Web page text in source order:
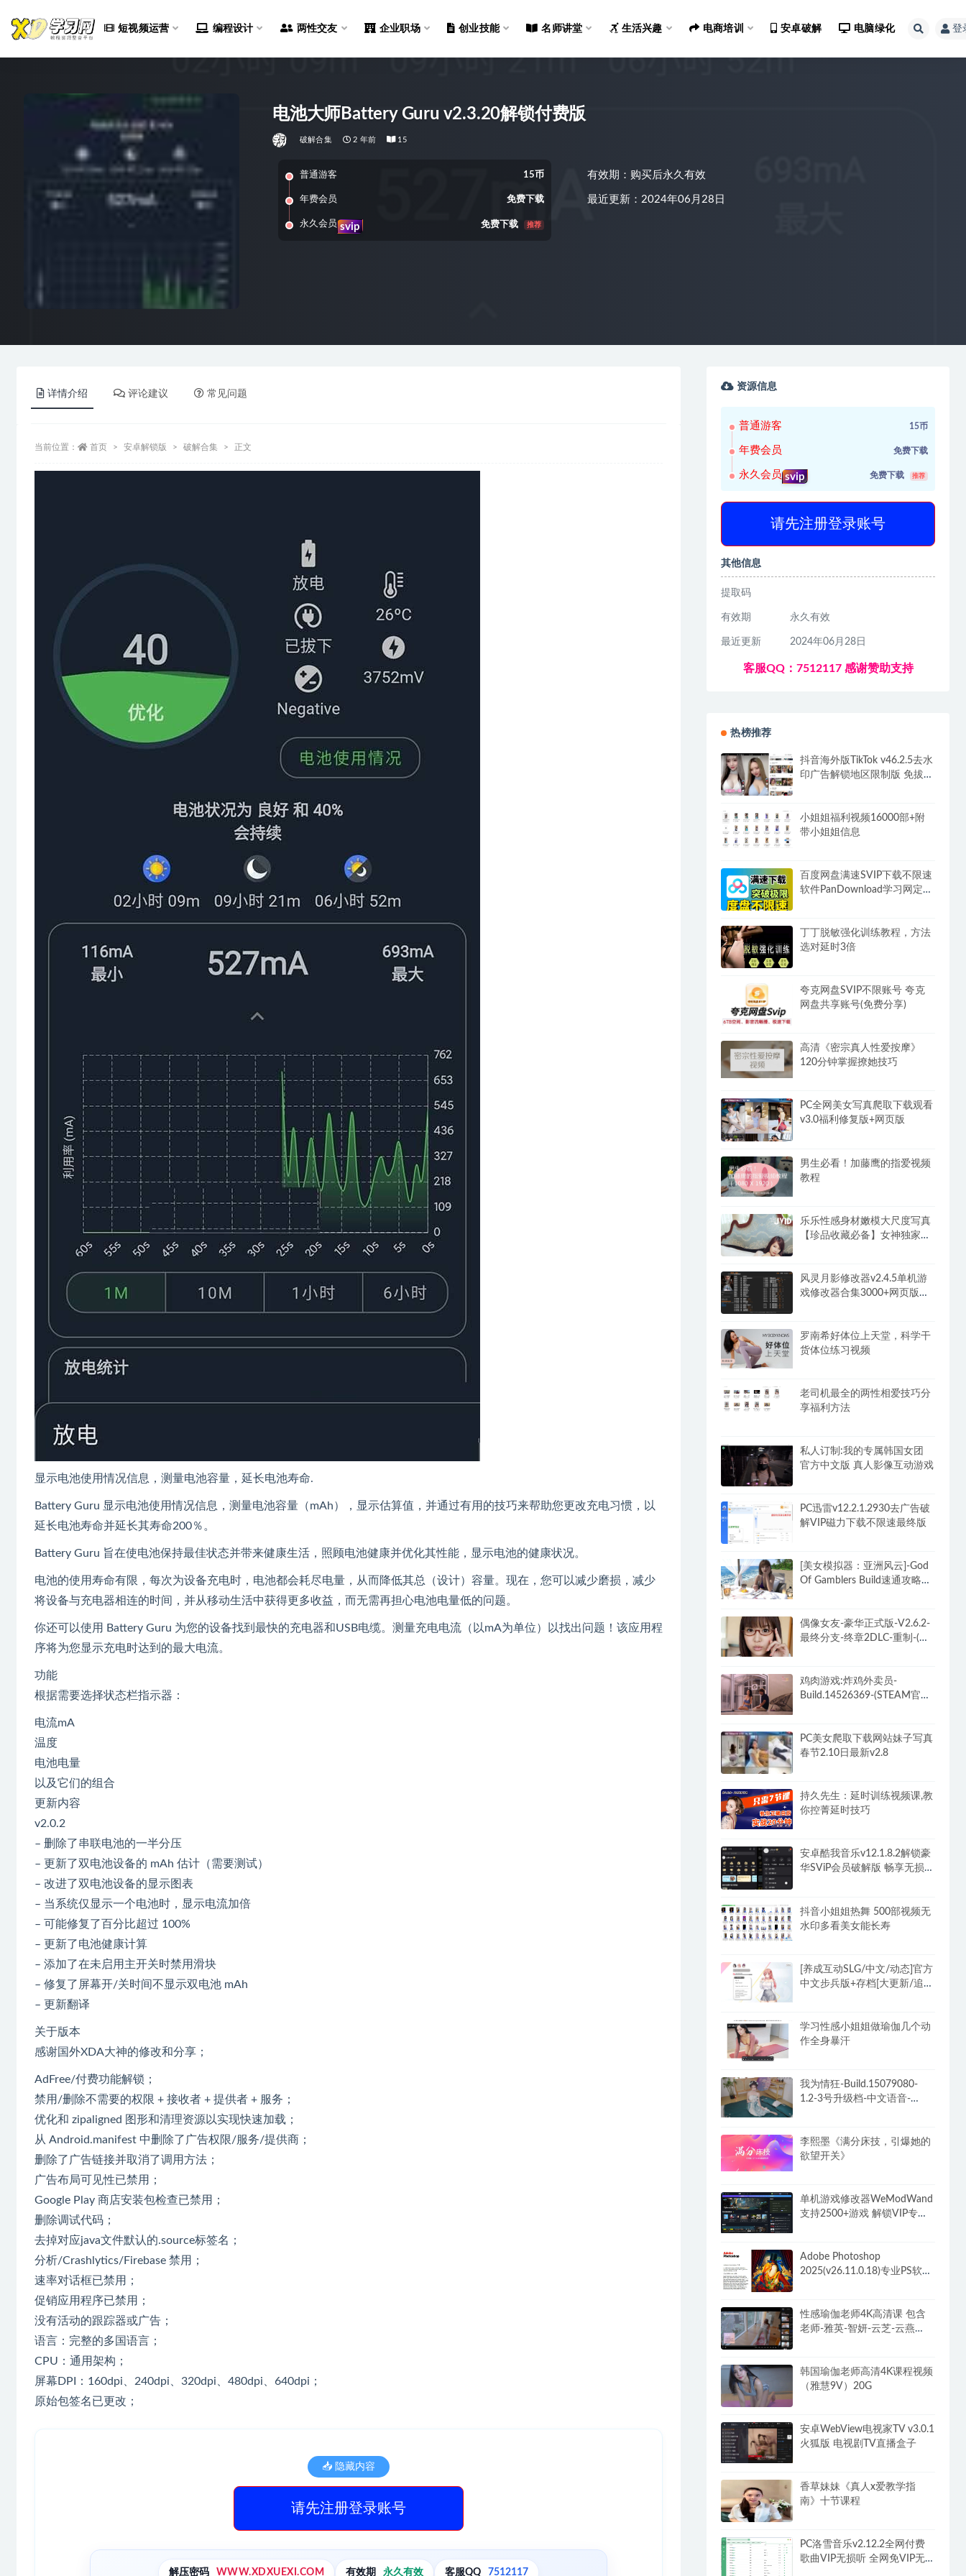
短视频运营 编程设计 两性交友 企业职场 创业技能 名师讲堂 生活兴趣 电商培训 安卓破解 电脑绿化 登
电池大师Battery Guru v2.3.20解锁付费版
破解合集 2 年前 15
普通游客 15币
年费会员 免费下载
永久会员 svip 免费下载 推荐
有效期：购买后永久有效
最近更新：2024年06月28日
详情介绍 评论建议 常见问题
当前位置： 首页 安卓解锁版 破解合集 正文
显示电池使用情况信息，测量电池容量，延长电池寿命.
Battery Guru 显示电池使用情况信息，测量电池容量（mAh），显示估算值，并通过有用的技巧来帮助您更改充电习惯，以
延长电池寿命并延长其寿命200％。
Battery Guru 旨在使电池保持最佳状态并带来健康生活，照顾电池健康并优化其性能，显示电池的健康状况。
电池的使用寿命有限，每次为设备充电时，电池都会耗尽电量，从而降低其总（设计）容量。现在，您可以减少磨损，减少
将设备与充电器相连的时间，并从移动生活中获得更多收益，而无需再担心电池电量低的问题。
你还可以使用 Battery Guru 为您的设备找到最快的充电器和USB电缆。测量充电电流（以mA为单位）以找出问题！该应用程
序将为您显示充电时达到的最大电流。
功能
根据需要选择状态栏指示器：
电流mA
温度
电池电量
以及它们的组合
更新内容
v2.0.2
– 删除了串联电池的一半分压
– 更新了双电池设备的 mAh 估计（需要测试）
– 改进了双电池设备的显示图表
– 当系统仅显示一个电池时，显示电流加倍
– 可能修复了百分比超过 100%
– 更新了电池健康计算
– 添加了在未启用主开关时禁用滑块
– 修复了屏幕开/关时间不显示双电池 mAh
– 更新翻译
关于版本
感谢国外XDA大神的修改和分享；
AdFree/付费功能解锁；
禁用/删除不需要的权限 + 接收者 + 提供者 + 服务；
优化和 zipaligned 图形和清理资源以实现快速加载；
从 Android.manifest 中删除了广告权限/服务/提供商；
删除了广告链接并取消了调用方法；
广告布局可见性已禁用；
Google Play 商店安装包检查已禁用；
删除调试代码；
去掉对应java文件默认的.source标签名；
分析/Crashlytics/Firebase 禁用；
速率对话框已禁用；
促销应用程序已禁用；
没有活动的跟踪器或广告；
语言：完整的多国语言；
CPU：通用架构；
屏幕DPI：160dpi、240dpi、320dpi、480dpi、640dpi；
原始包签名已更改；
📥 隐藏内容
请先注册登录账号
解压密码 WWW.XDXUEXI.COM 有效期 永久有效 客服QQ 7512117
资源信息
普通游客 15币
年费会员 免费下载
永久会员 svip 免费下载 推荐
请先注册登录账号
其他信息
提取码
有效期 永久有效
最近更新 2024年06月28日
客服QQ：7512117 感谢赞助支持
热榜推荐
抖音海外版TikTok v46.2.5去水
印广告解锁地区限制版 免拔卡
小姐姐福利视频16000部+附
带小姐姐信息
百度网盘满速SVIP下载不限速
软件PanDownload学习网定制
丁丁脱敏强化训练教程，方法
选对延时3倍
夸克网盘SVIP不限账号 夸克
网盘共享账号(免费分享)
高清《密宗真人性爱按摩》
120分钟掌握撩她技巧
PC全网美女写真爬取下载观看
v3.0福利修复版+网页版
男生必看！加藤鹰的指爱视频
教程
乐乐性感身材嫩模大尺度写真
【珍品收藏必备】女神独家超
风灵月影修改器v2.4.5单机游
戏修改器合集3000+网页版永
罗南希好体位上天堂，科学干
货体位练习视频
老司机最全的两性相爱技巧分
享福利方法
私人订制:我的专属韩国女团
官方中文版 真人影像互动游戏
PC迅雷v12.2.1.2930去广告破
解VIP磁力下载不限速最终版
[美女模拟器：亚洲风云]-God
Of Gamblers Build速通攻略
偶像女友-豪华正式版-V2.6.2-
最终分支-终章2DLC-重制-(官
鸡肉游戏:炸鸡外卖员-
Build.14526369-(STEAM官中
PC美女爬取下载网站妹子写真
春节2.10日最新v2.8
持久先生：延时训练视频课,教
你控菁延时技巧
安卓酷我音乐v12.1.8.2解锁豪
华SViP会员破解版 畅享无损音
抖音小姐姐热舞 500部视频无
水印多看美女能长寿
[养成互动SLG/中文/动态]官方
中文步兵版+存档[大更新/追加
学习性感小姐姐做瑜伽几个动
作全身暴汗
我为情狂-Build.15079080-
1.2-3号升级档-中文语音-
李熙墨《满分床技，引爆她的
欲望开关》
单机游戏修改器WeModWand
支持2500+游戏 解锁VIP专业
Adobe Photoshop
2025(v26.11.0.18)专业PS软件
性感瑜伽老师4K高清课 包含
老师-雅英-智妍-云芝-云燕
韩国瑜伽老师高清4K课程视频
（雅慧9V）20G
安卓WebView电视家TV v3.0.1
火狐版 电视剧TV直播盒子
香草妹妹《真人x爱教学指
南》十节课程
PC洛雪音乐v2.12.2全网付费
歌曲VIP无损听 全网免VIP无